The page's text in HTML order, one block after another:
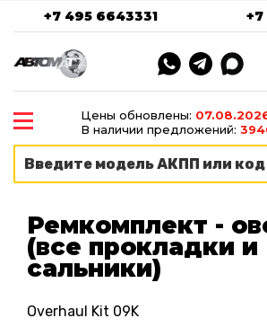
+7 495 6643331 +7
Цены обновлены:
В наличии предложений:
Ремкомплект -
(все прокладки и
сальники)
Overhaul Kit 09K